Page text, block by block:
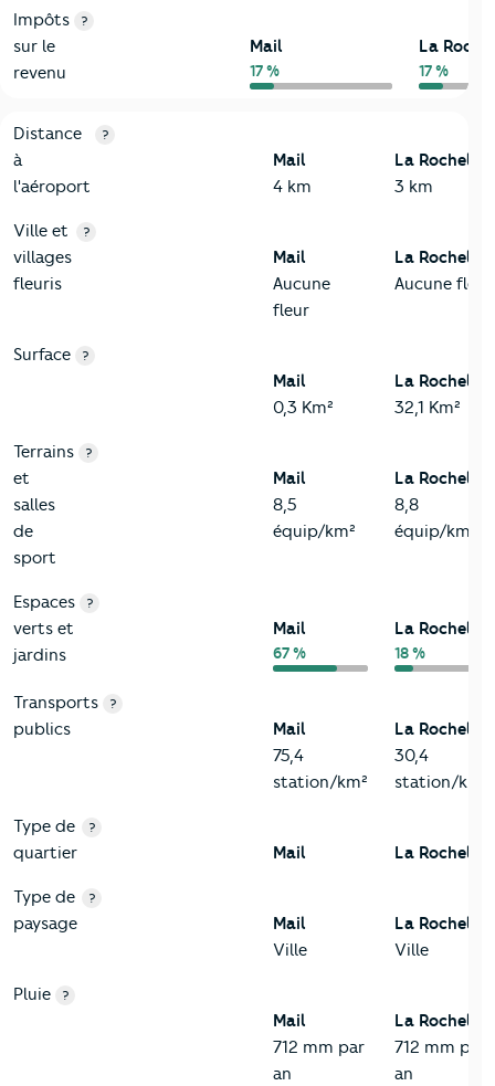
Impôts
sur le
revenu
?
Mail
17 %
La
17 %
3-Environnement
Critères Mail
Distance
à
l'aéroport
?
Mail
4 km
La Rochelle
3 km
Ville et
villages
fleuris
?
Mail
Aucune
fleur
La Rochelle
Aucune fleur
Surface ?
Mail
0,3 Km²
La Rochelle
32,1 Km²
Terrains
et
salles
de
sport
?
Mail
8,5
équip/km²
La Rochelle
8,8
équip/km²
Espaces
verts et
jardins
?
Mail
67 %
La Rochelle
18 %
Transports
publics
?
Mail
75,4
station/km²
La Rochelle
30,4
station/km²
Type de
quartier
?
Mail La Rochelle
Type de
paysage
?
Mail
Ville
La Rochelle
Ville
Pluie ?
Mail
712 mm par
an
La Rochelle
712 mm par
an